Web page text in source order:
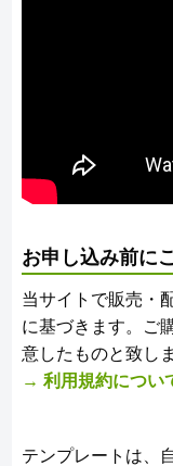
お申し込み前に
当サイトで販売・
に基づきます。ご
意したものと致しま
→ 利用規約につい
テンプレートは、